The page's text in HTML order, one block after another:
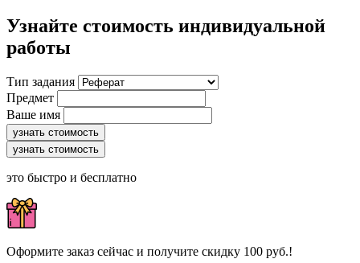
Узнайте стоимость индивидуальной
работы
Тип задания
Предмет
Ваше имя
узнать стоимость
узнать стоимость
это быстро и бесплатно
Оформите заказ сейчас и получите скидку 100 руб.!